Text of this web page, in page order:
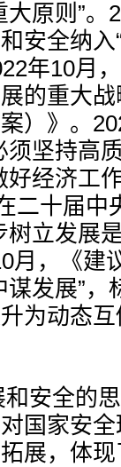
原则”。
安全纳入
年10月
的重大
）》。
须坚持高
好经济工
二十届中
树立发展
月，《建
发展”，
为动态
安全的
国家安
展，体